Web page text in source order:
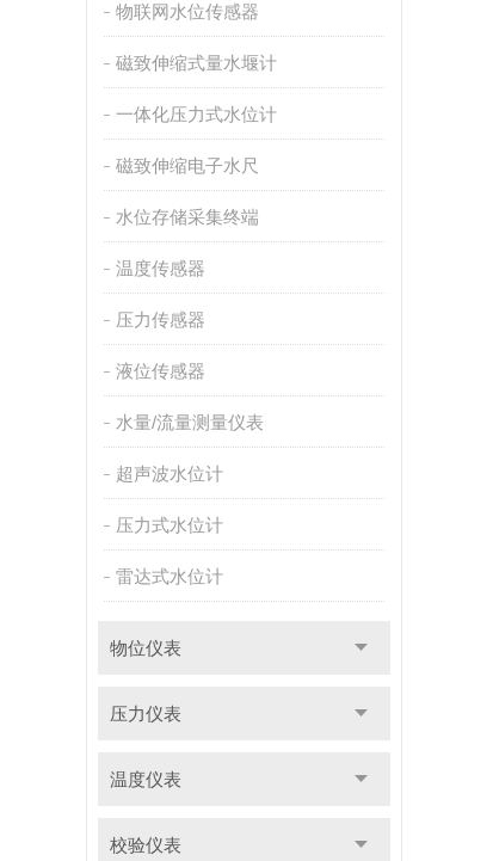
物联网水位传感器
磁致伸缩式量水堰计
一体化压力式水位计
磁致伸缩电子水尺
水位存储采集终端
温度传感器
压力传感器
液位传感器
水量/流量测量仪表
超声波水位计
压力式水位计
雷达式水位计
物位仪表
压力仪表
温度仪表
校验仪表